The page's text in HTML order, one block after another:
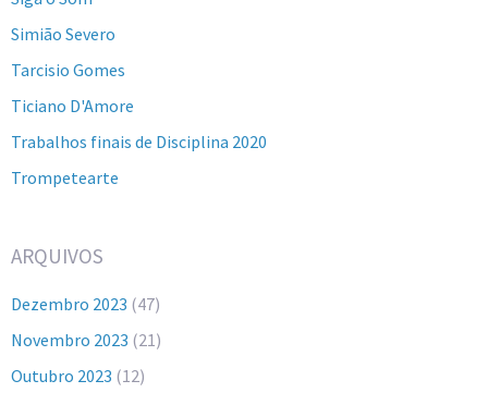
Simião Severo
Tarcisio Gomes
Ticiano D'Amore
Trabalhos finais de Disciplina 2020
Trompetearte
ARQUIVOS
Dezembro 2023 (47)
Novembro 2023 (21)
Outubro 2023 (12)